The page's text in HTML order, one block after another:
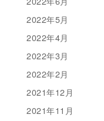
2022年5月
2022年4月
2022年3月
2022年2月
2021年12月
2021年11月